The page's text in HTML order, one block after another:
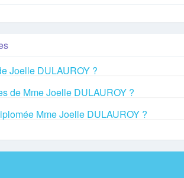
Joelle DULAUROY ?
de Mme Joelle DULAUROY ?
Mme Joelle DULAUROY ?